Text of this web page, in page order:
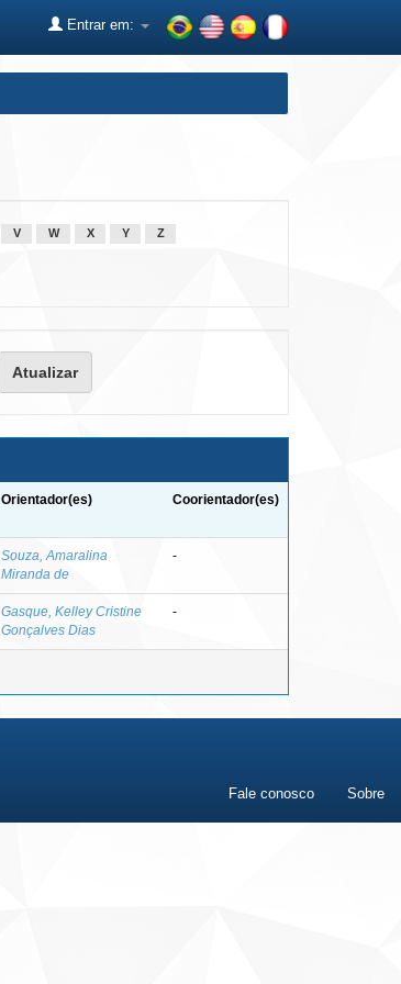
Entrar em:
V W X Y Z
Orientador(es) Coorientador(es)
Souza, Amaralina
Miranda de
-
Gasque, Kelley Cristine
Gonçalves Dias
-
Fale conosco Sobre